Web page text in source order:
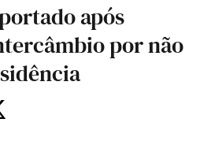
após
por não